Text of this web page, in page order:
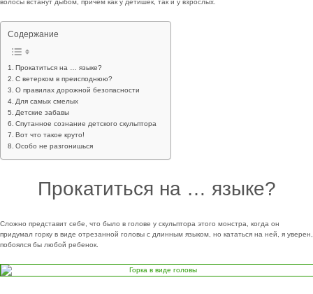
волосы встанут дыбом, причем как у детишек, так и у взрослых.
Содержание
Прокатиться на … языке?
С ветерком в преисподнюю?
О правилах дорожной безопасности
Для самых смелых
Детские забавы
Спутанное сознание детского скульптора
Вот что такое круто!
Особо не разгонишься
Прокатиться на … языке?
Сложно представит себе, что было в голове у скульптора этого монстра, когда он
придумал горку в виде отрезанной головы с длинным языком, но кататься на ней, я уверен,
побоялся бы любой ребенок.